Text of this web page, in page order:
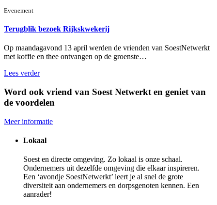
Evenement
Terugblik bezoek Rijkskwekerij
Op maandagavond 13 april werden de vrienden van SoestNetwerkt
met koffie en thee ontvangen op de groenste…
Lees verder
Word ook vriend van Soest Netwerkt en geniet van
de voordelen
Meer informatie
Lokaal
Soest en directe omgeving. Zo lokaal is onze schaal.
Ondernemers uit dezelfde omgeving die elkaar inspireren.
Een ‘avondje SoestNetwerkt’ leert je al snel de grote
diversiteit aan ondernemers en dorpsgenoten kennen. Een
aanrader!